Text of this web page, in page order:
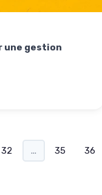
une gestion
32 ... 35 36